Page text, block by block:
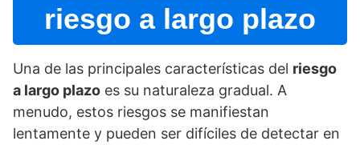
riesgo a largo plazo
Una de las principales caracterí­sticas del riesgo
a largo plazo es su naturaleza gradual. A
menudo, estos riesgos se manifiestan
lentamente y pueden ser difí­ciles de detectar en